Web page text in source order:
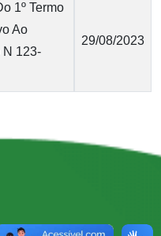
1º Termo
Ao
N 123-
29/08/2023